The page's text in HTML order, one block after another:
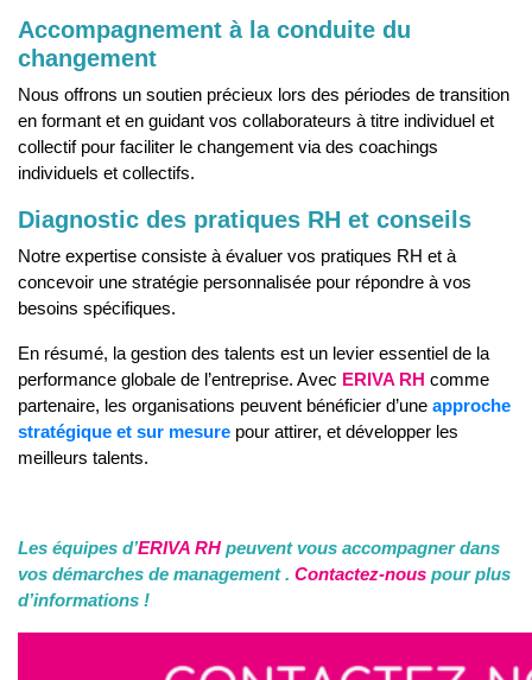
Accompagnement à la conduite du
changement
Nous offrons un soutien précieux lors des périodes de transition
en formant et en guidant vos collaborateurs à titre individuel et
collectif pour faciliter le changement via des coachings
individuels et collectifs.
Diagnostic des pratiques RH et conseils
Notre expertise consiste à évaluer vos pratiques RH et à
concevoir une stratégie personnalisée pour répondre à vos
besoins spécifiques.
En résumé, la gestion des talents est un levier essentiel de la
performance globale de l’entreprise. Avec ERIVA RH comme
partenaire, les organisations peuvent bénéficier d’une approche
stratégique et sur mesure pour attirer, et développer les
meilleurs talents.
Les équipes d’ERIVA RH peuvent vous accompagner dans
vos démarches de management . Contactez-nous pour plus
d’informations !